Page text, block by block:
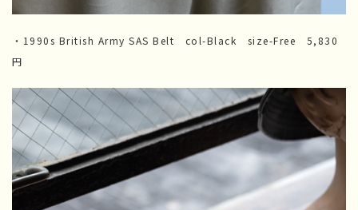
・1990s British Army SAS Belt col-Black size-Free 5,830
円